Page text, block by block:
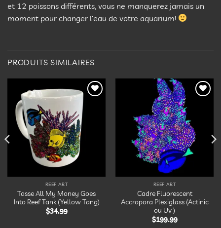
et 12 poissons différents, vous ne manquerez jamais un
moment pour changer l’eau de votre aquarium!
PRODUITS SIMILAIRES
Ajouter
d’envies
REEF ART
Tasse All My Money Goes
Into Reef Tank (Yellow Tang)
$34.99
d’envies
REEF ART
Cadre Fluorescent
Accropora Plexiglass (Actinic
ou Uv )
$199.99